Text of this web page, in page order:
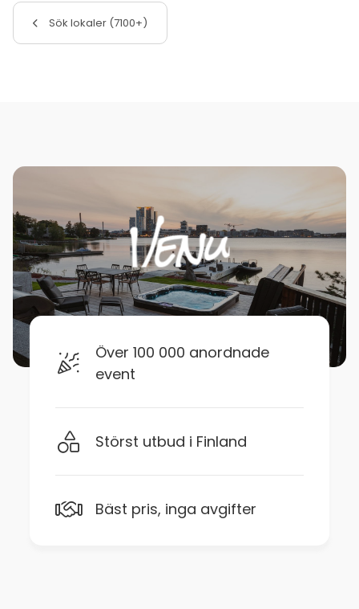
Sök lokaler (7100+)
Över 100 000 anordnade
event
Störst utbud i Finland
Bäst pris, inga avgifter